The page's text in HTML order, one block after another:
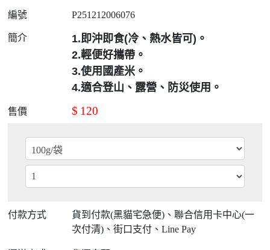
編號 P251212006076
簡介
1.即沖即食(冷、熱水皆可)。
2.輕便好攜帶。
3.使用國產米。
4.適合登山、露營、防災使用。
售價 $ 120
付款方式
貨到付款(黑貓宅急便)、聯合信用卡中心(一
次付清)、街口支付、Line Pay